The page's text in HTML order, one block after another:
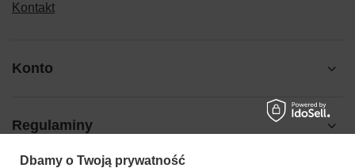
Kontakt
Konto
Regulaminy
Dbamy o Twoją prywatność